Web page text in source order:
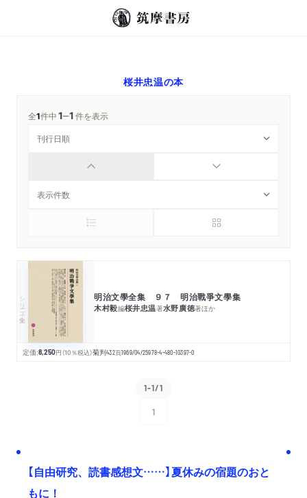
桜井忠温の本
全1件中1─1件を表示
シリーズ・全集 明治文學全集 ９７ 明治戰爭文學集
木村毅編桜井忠温著水野廣徳著ほか
定価:8,250円 （10％税込）菊判432頁1969/04/25978-4-480-10397-0
1-1/1
1
【自由研究、読書感想文……】夏休みの宿題のおと
もに！